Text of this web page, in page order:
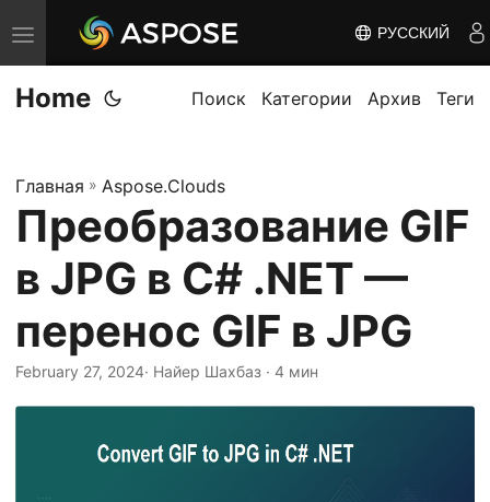
П
е
р
л
ю
и
ь
н
а
РУССКИЙ
Home Поиск Категории Архив Теги
Главная » Aspose.Clouds
Преобразование GIF
в JPG в C# .NET —
перенос GIF в JPG
February 27, 2024· Найер Шахбаз · 4 мин